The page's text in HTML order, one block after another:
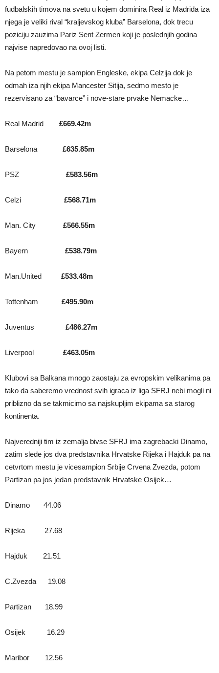
fudbalskih timova na svetu u kojem dominira Real iz Madrida iza
njega je veliki rival “kraljevskog kluba” Barselona, dok trecu
poziciju zauzima Pariz Sent Zermen koji je poslednjih godina
najvise napredovao na ovoj listi.
Na petom mestu je sampion Engleske, ekipa Celzija dok je
odmah iza njih ekipa Mancester Sitija, sedmo mesto je
rezervisano za “bavarce” i nove-stare prvake Nemacke…
Real Madrid £669.42m
Barselona £635.85m
PSZ £583.56m
Celzi £568.71m
Man. City £566.55m
Bayern £538.79m
Man.United £533.48m
Tottenham £495.90m
Juventus £486.27m
Liverpool £463.05m
Klubovi sa Balkana mnogo zaostaju za evropskim velikanima pa
tako da saberemo vrednost svih igraca iz liga SFRJ nebi mogli ni
priblizno da se takmicimo sa najskupljim ekipama sa starog
kontinenta.
Najveredniji tim iz zemalja bivse SFRJ ima zagrebacki Dinamo,
zatim slede jos dva predstavnika Hrvatske Rijeka i Hajduk pa na
cetvrtom mestu je vicesampion Srbije Crvena Zvezda, potom
Partizan pa jos jedan predstavnik Hrvatske Osijek…
Dinamo 44.06
Rijeka 27.68
Hajduk 21.51
C.Zvezda 19.08
Partizan 18.99
Osijek 16.29
Maribor 12.56